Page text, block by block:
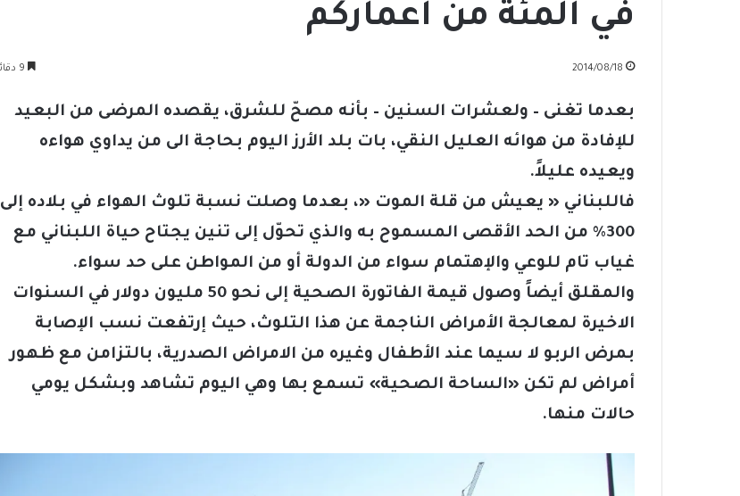
في المئة من أعماركم
2014/08/18
بعدما تغنى – ولعشرات السنين – بأنه مصحّ للشرق، يقصده المرضى من البعيد
للإفادة من هوائه العليل النقي، بات بلد الأرز اليوم بحاجة الى من يداوي هواءه
ويعيده عليلاً.
فاللبناني « يعيش من قلة الموت «، بعدما وصلت نسبة تلوث الهواء في بلاده إلى
300% من الحد الأقصى المسموح به والذي تحوّل إلى تنين يجتاح حياة اللبناني مع
غياب تام للوعي والإهتمام سواء من الدولة أو من المواطن على حد سواء.
والمقلق أيضاً وصول قيمة الفاتورة الصحية إلى نحو 50 مليون دولار في السنوات
الاخيرة لمعالجة الأمراض الناجمة عن هذا التلوث، حيث إرتفعت نسب الإصابة
بمرض الربو لا سيما عند الأطفال وغيره من الامراض الصدرية، بالتزامن مع ظهور
أمراض لم تكن «الساحة الصحية» تسمع بها وهي اليوم تشاهد وبشكل يومي
حالات منها.